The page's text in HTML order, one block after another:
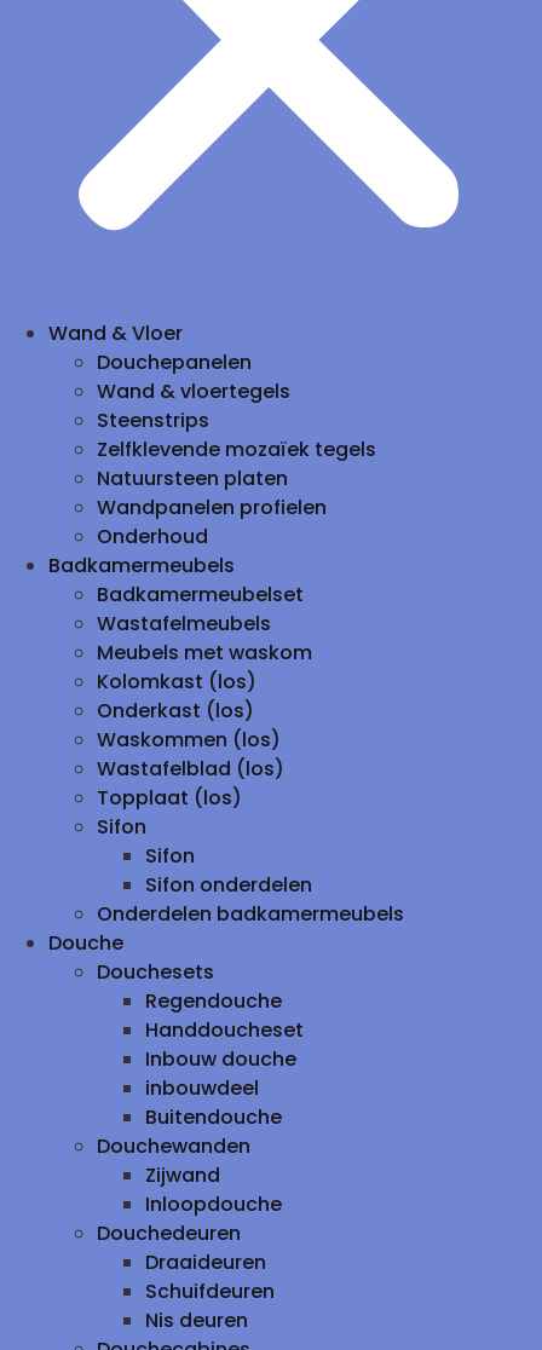
Wand & Vloer
Douchepanelen
Wand & vloertegels
Steenstrips
Zelfklevende mozaïek tegels
Natuursteen platen
Wandpanelen profielen
Onderhoud
Badkamermeubels
Badkamermeubelset
Wastafelmeubels
Meubels met waskom
Kolomkast (los)
Onderkast (los)
Waskommen (los)
Wastafelblad (los)
Topplaat (los)
Sifon
Sifon
Sifon onderdelen
Onderdelen badkamermeubels
Douche
Douchesets
Regendouche
Handdoucheset
Inbouw douche
inbouwdeel
Buitendouche
Douchewanden
Zijwand
Inloopdouche
Douchedeuren
Draaideuren
Schuifdeuren
Nis deuren